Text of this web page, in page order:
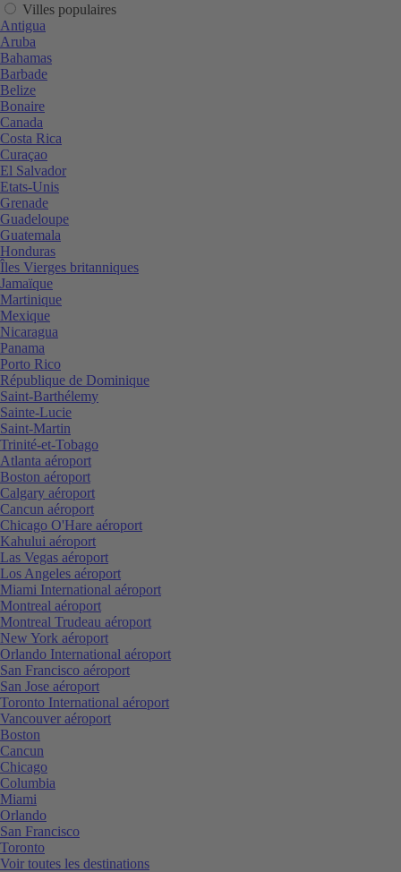
Villes populaires
Antigua
Aruba
Bahamas
Barbade
Belize
Bonaire
Canada
Costa Rica
Curaçao
El Salvador
Etats-Unis
Grenade
Guadeloupe
Guatemala
Honduras
Îles Vierges britanniques
Jamaïque
Martinique
Mexique
Nicaragua
Panama
Porto Rico
République de Dominique
Saint-Barthélemy
Sainte-Lucie
Saint-Martin
Trinité-et-Tobago
Atlanta aéroport
Boston aéroport
Calgary aéroport
Cancun aéroport
Chicago O'Hare aéroport
Kahului aéroport
Las Vegas aéroport
Los Angeles aéroport
Miami International aéroport
Montreal aéroport
Montreal Trudeau aéroport
New York aéroport
Orlando International aéroport
San Francisco aéroport
San Jose aéroport
Toronto International aéroport
Vancouver aéroport
Boston
Cancun
Chicago
Columbia
Miami
Orlando
San Francisco
Toronto
Voir toutes les destinations